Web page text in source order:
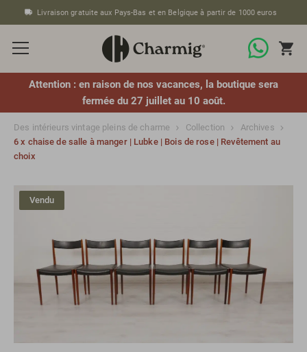
Livraison gratuite aux Pays-Bas et en Belgique à partir de 1000 euros
Attention : en raison de nos vacances, la boutique sera
fermée du 27 juillet au 10 août.
Des intérieurs vintage pleins de charme Collection
Archives
6 x chaise de salle à manger | Lubke | Bois de rose | Revêtement au
choix
Vendu